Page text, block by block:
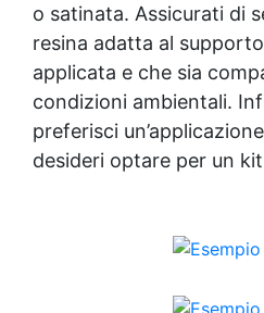
o satinata. Assicurati di
resina adatta al
applicata e che sia
condizioni ambientali.
preferisci
desideri optare per un